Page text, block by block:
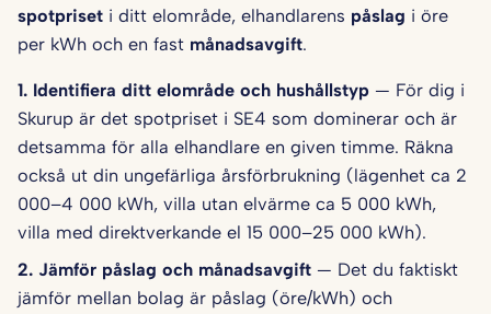
spotpriset i ditt elområde, elhandlarens påslag i öre
per kWh och en fast månadsavgift.
1. Identifiera ditt elområde och hushålls­typ — För dig i
Skurup är det spotpriset i SE4 som dominerar och är
detsamma för alla elhandlare en given timme. Räkna
också ut din ungefärliga årsförbrukning (lägenhet ca 2
000–4 000 kWh, villa utan elvärme ca 5 000 kWh,
villa med direktverkande el 15 000–25 000 kWh).
2. Jämför påslag och månadsavgift — Det du faktiskt
jämför mellan bolag är påslag (öre/kWh) och